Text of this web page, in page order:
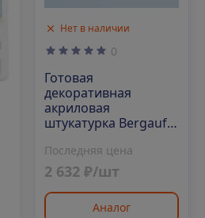
Нет в наличии
0
Готовая
декоративная
акриловая
штукатурка Bergauf
"камешковая", 1-1.5,
25кг
Последняя цена
2 632 ₽/шт
Аналог